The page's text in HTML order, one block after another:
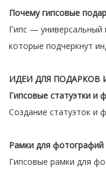
Почему гипсовые
Гипс — универсальный
которые подчеркнут
ИДЕИ ДЛЯ ПОДАРКОВ
Гипсовые статуэтки и
Создание статуэток и
Рамки для фотографий
Гипсовые рамки для